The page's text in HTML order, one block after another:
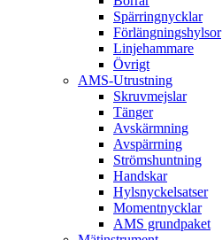
Spärringnycklar
Förlängningshylsor
Linjehammare
Övrigt
AMS-Utrustning
Skruvmejslar
Tänger
Avskärmning
Avspärrning
Strömshuntning
Handskar
Hylsnyckelsatser
Momentnycklar
AMS grundpaket